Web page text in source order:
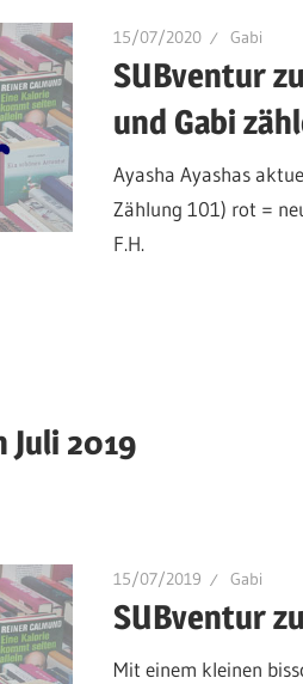
15/07/2020 Gabi
SUBventur
und Gabi
Ayasha Ayashas
Zählung 101) rot =
F.H.
2019
15/07/2019 Gabi
SUBventur
Mit einem kleinen